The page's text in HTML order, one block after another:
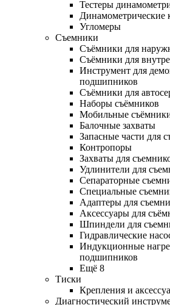
Тестеры
Динамометрические
Угломеры
Съемники
Съёмники для
Съёмники для
Инструмент для
подшипников
Съёмники для
Наборы съёмников
Мобильные
Балочные захваты
Запасные части для
Контропоры
Захваты для
Удлинители для
Сепараторные
Специальные
Адаптеры для
Аксессуары для
Шпиндели для
Гидравлические
Индукционные
подшипников
Ещё 8
Тиски
Крепления и
Диагностический